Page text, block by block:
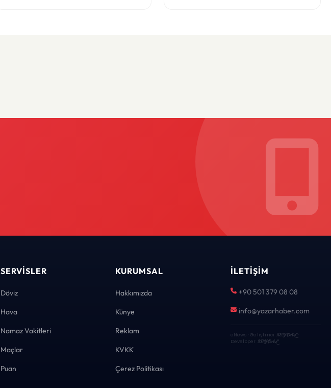
SERVISLER
Döviz
Hava
Namaz Vakitleri
Maçlar
Puan
KURUMSAL
Hakkımızda
Künye
Reklam
KVKK
Çerez Politikası
İLETIŞIM
+90 501 379 08 08
info@yazarhaber.com
eNews · Geliştirici KEYDAL·
Developer KEYDAL